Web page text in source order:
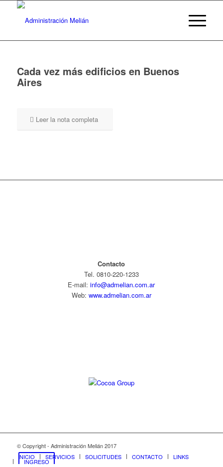
Cada vez más edificios en Buenos
Aires
Leer la nota completa
Contacto
Tel. 0810-220-1233
E-mail:info@admelian.com.ar
Web: www.admelian.com.ar
© Copyright - Administración Melián 2017
INICIO
SERVICIOS SOLICITUDES CONTACTO LINKS
INGRESO